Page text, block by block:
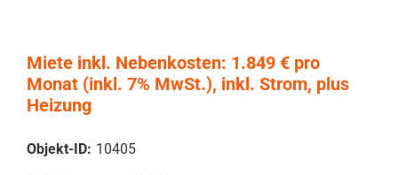
Miete inkl. Nebenkosten: 1.849 € pro
Monat (inkl. 7% MwSt.), inkl. Strom, plus
Heizung
Objekt-ID: 10405